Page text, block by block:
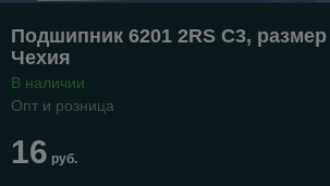
Подшипник 6201 2RS C3, размер
Чехия
В наличии
Опт и розница
16 руб.